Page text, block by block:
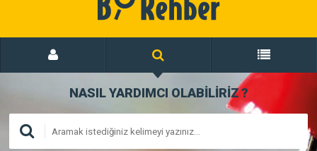
NASIL YARDIMCI OLABİLİRİZ?